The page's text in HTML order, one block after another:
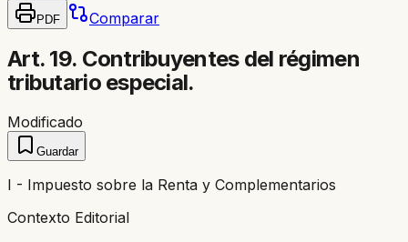
PDF Comparar
Art. 19. Contribuyentes del régimen
tributario especial.
Modificado
Guardar
I - Impuesto sobre la Renta y Complementarios
Contexto Editorial